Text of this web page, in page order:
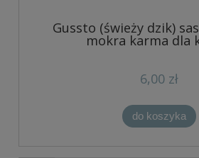
Gussto (świeży dzik)
mokra karma dla
6,00 zł
do koszyka